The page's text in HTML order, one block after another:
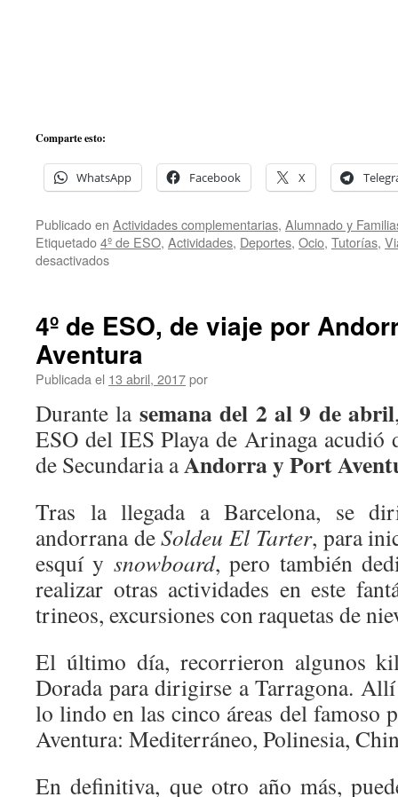
Comparte esto:
WhatsApp Facebook X
Publicado en Actividades complementarias, Alumnado y
Etiquetado4º de ESO, Actividades, Deportes, Ocio, Tutorías,
desactivadosen
de
etapa
por
Andorra
Port
Aventura
4º de ESO, de viaje por
Aventura
Publicada el 13 abril, 2017por
Durante la semana del 2 al 9 de abril
ESO del IES Playa de Arinaga acudió
de Secundaria aAndorra y Port
Tras la llegada a Barcelona, se
andorrana deSoldeu El Tarter, para
esquí y snowboard, pero también
realizar otras actividades en este
trineos, excursiones con raquetas de
El último día, recorrieron algunos
Dorada para dirigirse a Tarragona.
lo lindo en las cinco áreas del famoso
Aventura: Mediterráneo, Polinesia,
En definitiva, que otro año más,